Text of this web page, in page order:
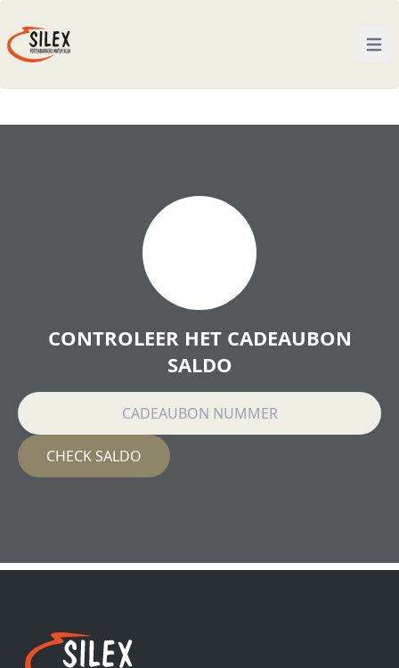
CONTROLEER HET CADEAUBON
SALDO